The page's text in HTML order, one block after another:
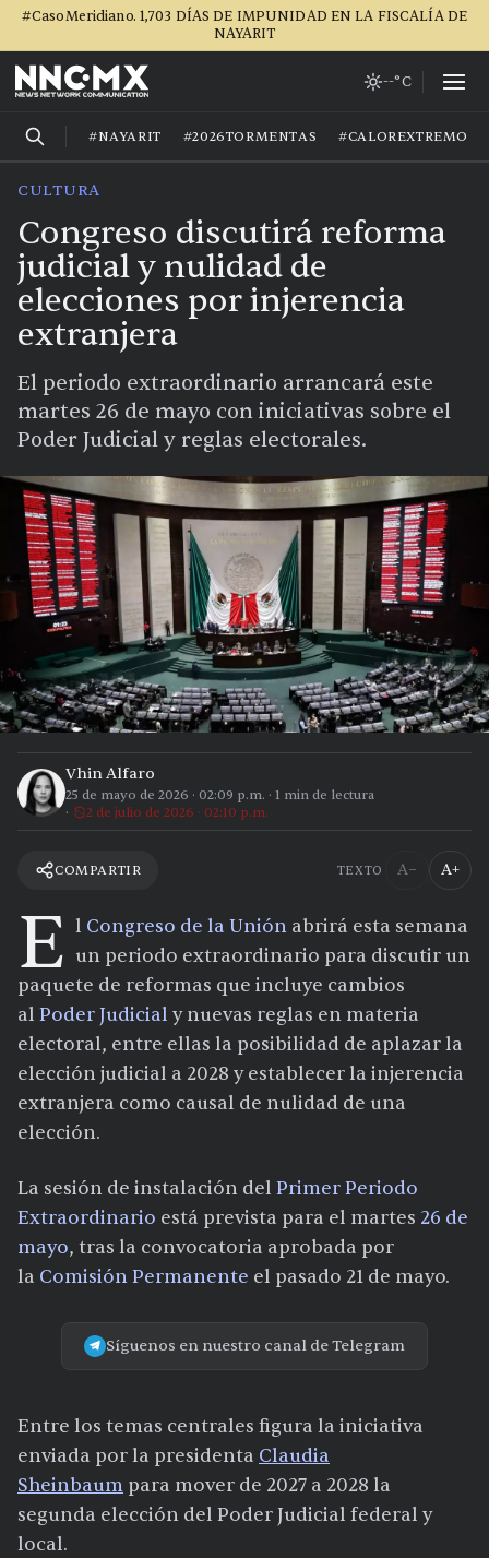
#CasoMeridiano. 1,703 DÍAS DE IMPUNIDAD EN LA FISCALÍA DE
NAYARIT
--°C
#NAYARIT #2026TORMENTAS #CALOREXTREMO
CULTURA
Congreso discutirá reforma
judicial y nulidad de
elecciones por injerencia
extranjera
El periodo extraordinario arrancará este
martes 26 de mayo con iniciativas sobre el
Poder Judicial y reglas electorales.
Vhin Alfaro
25 de mayo de 2026 · 02:09 p.m. · 1 min de lectura
2 de julio de 2026 · 02:10 p.m.
COMPARTIR TEXTO A− A+
E l Congreso de la Unión abrirá esta semana
un periodo extraordinario para discutir un
paquete de reformas que incluye cambios
al Poder Judicial y nuevas reglas en materia
electoral, entre ellas la posibilidad de aplazar la
elección judicial a 2028 y establecer la injerencia
extranjera como causal de nulidad de una
elección.
La sesión de instalación del Primer Periodo
Extraordinario está prevista para el martes 26 de
mayo, tras la convocatoria aprobada por
la Comisión Permanente el pasado 21 de mayo.
Síguenos en nuestro canal de Telegram
Entre los temas centrales figura la iniciativa
enviada por la presidenta Claudia
Sheinbaum para mover de 2027 a 2028 la
segunda elección del Poder Judicial federal y
local.